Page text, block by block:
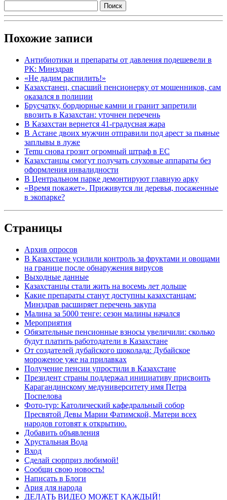
Похожие записи
Антибиотики и препараты от давления подешевели в
РК: Минздрав
«Не дадим распилить!»
Казахстанец, спасший пенсионерку от мошенников, сам
оказался в полиции
Брусчатку, бордюрные камни и гранит запретили
ввозить в Казахстан: уточнен перечень
В Казахстан вернется 41-градусная жара
В Астане двоих мужчин отправили под арест за пьяные
заплывы в луже
Temu снова грозит огромный штраф в ЕС
Казахстанцы смогут получать слуховые аппараты без
оформления инвалидности
В Центральном парке демонтируют главную арку
«Время покажет». Приживутся ли деревья, посаженные
в экопарке?
Страницы
Архив опросов
В Казахстане усилили контроль за фруктами и овощами
на границе после обнаружения вирусов
Выходные данные
Казахстанцы стали жить на восемь лет дольше
Какие препараты станут доступны казахстанцам:
Минздрав расширяет перечень закупа
Малина за 5000 тенге: сезон малины начался
Мероприятия
Обязательные пенсионные взносы увеличили: сколько
будут платить работодатели в Казахстане
От создателей дубайского шоколада: Дубайское
мороженое уже на прилавках
Получение пенсии упростили в Казахстане
Президент страны поддержал инициативу присвоить
Карагандинскому медуниверситету имя Петра
Поспелова
Фото-тур: Католический кафедральный собор
Пресвятой Девы Марии Фатимской, Матери всех
народов готовят к открытию.
Добавить объявления
Хрустальная Вода
Вход
Сделай сюрприз любимой!
Сообщи свою новость!
Написать в Блоги
Ария для народа
ДЕЛАТЬ ВИДЕО МОЖЕТ КАЖДЫЙ!